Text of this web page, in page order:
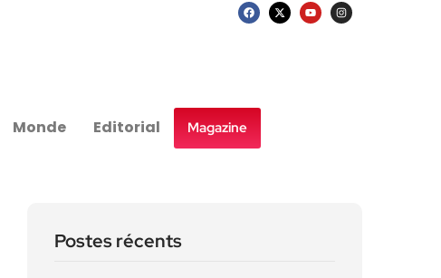
Monde Editorial Magazine
Postes récents